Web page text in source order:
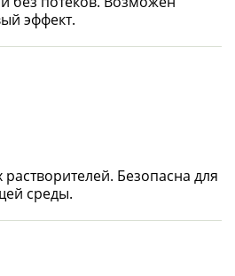
эффект.
Безопасна для
среды.